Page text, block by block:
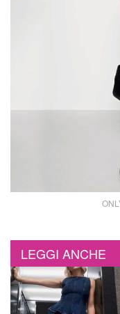
LEGGI ANCHE